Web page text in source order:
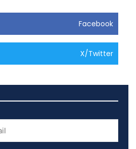
Facebook
X/Twitter